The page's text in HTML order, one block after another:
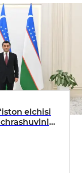
elchisi